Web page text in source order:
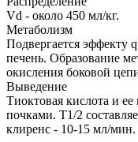
Vd - около 450 мл/кг.
Метаболизм
Подвергается эффекту
печень. Образование
окисления боковой
Выведение
Тиоктовая кислота и
почками. T1/2
клиренс - 10-15 мл/мин.